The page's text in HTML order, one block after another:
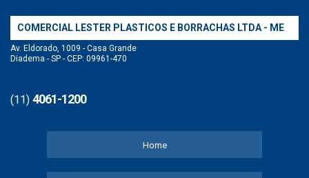
COMERCIAL LESTER PLASTICOS E BORRACHAS LTDA - ME
Av. Eldorado, 1009 - Casa Grande
Diadema - SP - CEP: 09961-470
(11) 4061-1200
Home